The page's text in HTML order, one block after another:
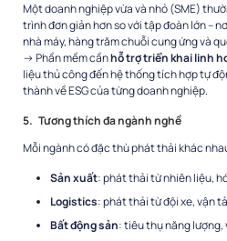
Một doanh nghiệp vừa và nhỏ (SME)
trình đơn giản hơn so với tập đoàn lớn –
nhà máy, hàng trăm chuỗi cung ứng và
→ Phần mềm cầnhỗ trợ triển khai linh
liệu thủ công đến hệ thống tích hợp tự
thành về ESG của từng doanh nghiệp.
5. Tương thích đa ngành nghề
Mỗi ngành có đặc thù phát thải khác
Sản xuất: phát thải từ nhiên liệu,
Logistics: phát thải từ đội xe, vận
Bất động sản: tiêu thụ năng lượng,